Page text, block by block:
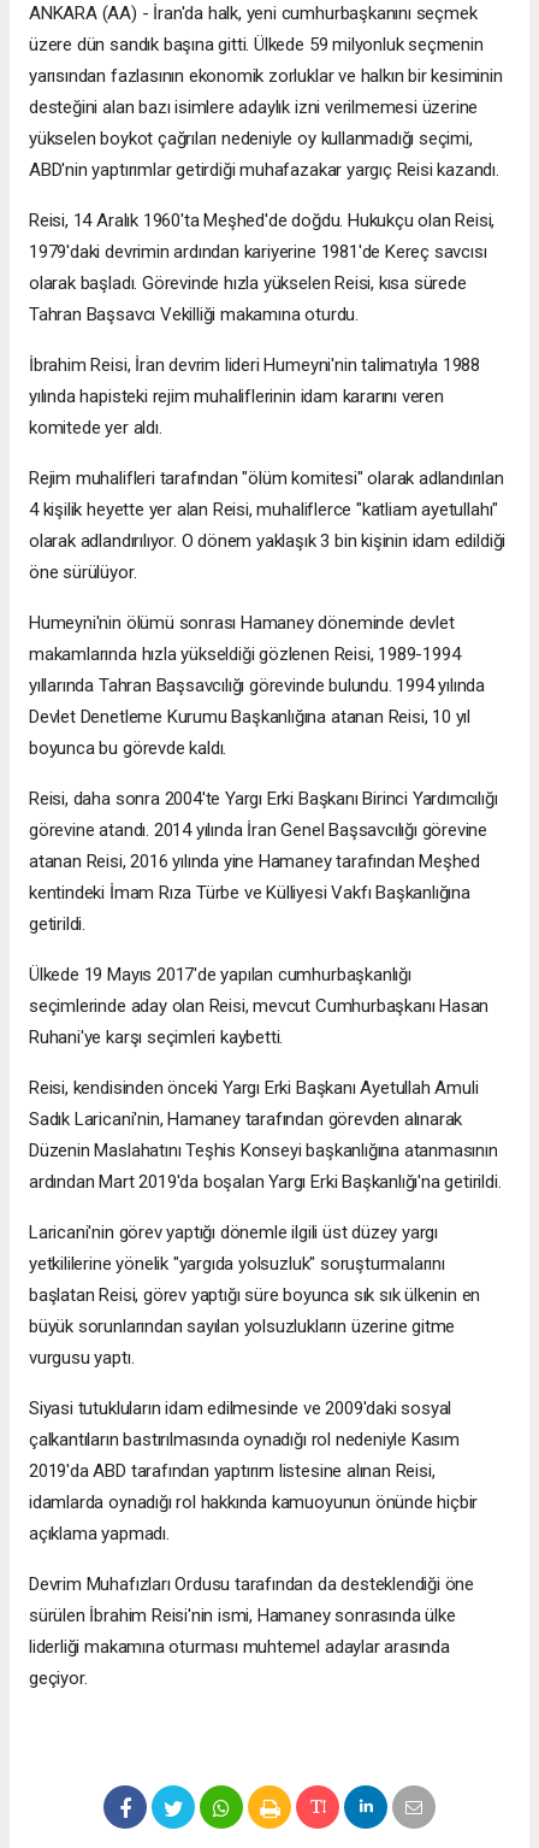
ANKARA (AA) - İran'da halk, yeni cumhurbaşkanını seçmek
üzere dün sandık başına gitti. Ülkede 59 milyonluk seçmenin
yarısından fazlasının ekonomik zorluklar ve halkın bir kesiminin
desteğini alan bazı isimlere adaylık izni verilmemesi üzerine
yükselen boykot çağrıları nedeniyle oy kullanmadığı seçimi,
ABD'nin yaptırımlar getirdiği muhafazakar yargıç Reisi kazandı.
Reisi, 14 Aralık 1960'ta Meşhed'de doğdu. Hukukçu olan Reisi,
1979'daki devrimin ardından kariyerine 1981'de Kereç savcısı
olarak başladı. Görevinde hızla yükselen Reisi, kısa sürede
Tahran Başsavcı Vekilliği makamına oturdu.
İbrahim Reisi, İran devrim lideri Humeyni'nin talimatıyla 1988
yılında hapisteki rejim muhaliflerinin idam kararını veren
komitede yer aldı.
Rejim muhalifleri tarafından "ölüm komitesi" olarak adlandırılan
4 kişilik heyette yer alan Reisi, muhaliflerce "katliam ayetullahı"
olarak adlandırılıyor. O dönem yaklaşık 3 bin kişinin idam edildiği
öne sürülüyor.
Humeyni'nin ölümü sonrası Hamaney döneminde devlet
makamlarında hızla yükseldiği gözlenen Reisi, 1989-1994
yıllarında Tahran Başsavcılığı görevinde bulundu. 1994 yılında
Devlet Denetleme Kurumu Başkanlığına atanan Reisi, 10 yıl
boyunca bu görevde kaldı.
Reisi, daha sonra 2004'te Yargı Erki Başkanı Birinci Yardımcılığı
görevine atandı. 2014 yılında İran Genel Başsavcılığı görevine
atanan Reisi, 2016 yılında yine Hamaney tarafından Meşhed
kentindeki İmam Rıza Türbe ve Külliyesi Vakfı Başkanlığına
getirildi.
Ülkede 19 Mayıs 2017'de yapılan cumhurbaşkanlığı
seçimlerinde aday olan Reisi, mevcut Cumhurbaşkanı Hasan
Ruhani'ye karşı seçimleri kaybetti.
Reisi, kendisinden önceki Yargı Erki Başkanı Ayetullah Amuli
Sadık Laricani'nin, Hamaney tarafından görevden alınarak
Düzenin Maslahatını Teşhis Konseyi başkanlığına atanmasının
ardından Mart 2019'da boşalan Yargı Erki Başkanlığı'na getirildi.
Laricani'nin görev yaptığı dönemle ilgili üst düzey yargı
yetkililerine yönelik "yargıda yolsuzluk" soruşturmalarını
başlatan Reisi, görev yaptığı süre boyunca sık sık ülkenin en
büyük sorunlarından sayılan yolsuzlukların üzerine gitme
vurgusu yaptı.
Siyasi tutukluların idam edilmesinde ve 2009'daki sosyal
çalkantıların bastırılmasında oynadığı rol nedeniyle Kasım
2019'da ABD tarafından yaptırım listesine alınan Reisi,
idamlarda oynadığı rol hakkında kamuoyunun önünde hiçbir
açıklama yapmadı.
Devrim Muhafızları Ordusu tarafından da desteklendiği öne
sürülen İbrahim Reisi'nin ismi, Hamaney sonrasında ülke
liderliği makamına oturması muhtemel adaylar arasında
geçiyor.